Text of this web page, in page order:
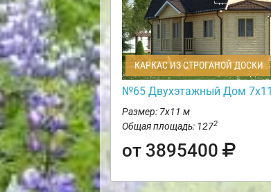
КАРКАС ИЗ СТРОГАНОЙ ДОСКИ
№65 Двухэтажный Дом 7х11
Размер: 7х11 м
Общая площадь: 1272
от 3895400